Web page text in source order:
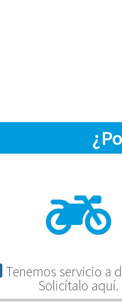
Tenemos servicio a
Solicítalo aquí.